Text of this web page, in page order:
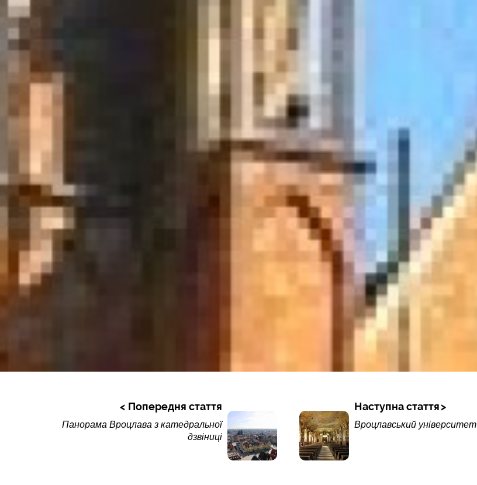
Попередня стаття
Панорама Вроцлава з катедральної
дзвіниці
Наступна стаття
Вроцлавський університет